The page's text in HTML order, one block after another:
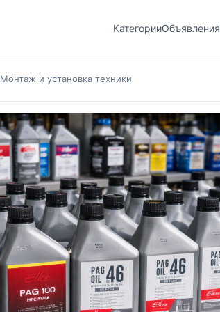
КатегорииОбъявления
Монтаж и установка техники